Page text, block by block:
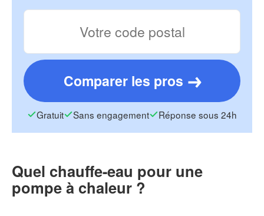
Comparer les pros
Gratuit Sans engagement Réponse sous 24h
Quel chauffe-eau pour une
pompe à chaleur ?